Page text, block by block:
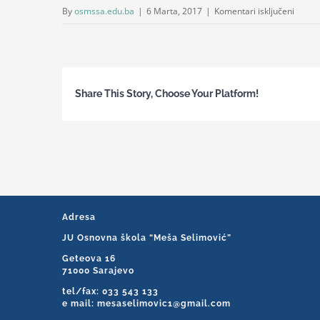
Byosmssa.edu.ba | 6 Marta, 2017 | Komentari isključeni
Share This Story, Choose Your Platform!
Adresa
JU Osnovna škola “Meša Selimović”
Geteova 16
71000 Sarajevo
tel/fax: 033 543 133
e mail: mesaselimovic1@gmail.com